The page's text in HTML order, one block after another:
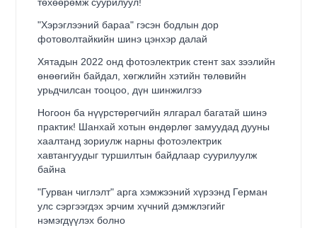
"Хэрэглээний бараа" гэсэн бодлын дор
фотоволтайкийн шинэ цэнхэр далай
Хятадын 2022 онд фотоэлектрик стент зах зээлийн
өнөөгийн байдал, хөгжлийн хэтийн төлөвийн
урьдчилсан тооцоо, дүн шинжилгээ
Ногоон ба нүүрстөрөгчийн ялгарал багатай шинэ
практик! Шанхай хотын өндөрлөг замуудад дууны
хаалтанд зориулж нарны фотоэлектрик
хавтангуудыг туршилтын байдлаар суурилуулж
байна
"Гурван чиглэлт" арга хэмжээний хүрээнд Герман
улс сэргээгдэх эрчим хүчний дэмжлэгийг
нэмэгдүүлэх болно